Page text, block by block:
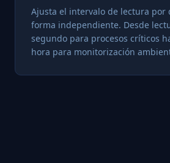
Ajusta el intervalo de lectura por
forma independiente. Desde
segundo para procesos críticos
hora para monitorización